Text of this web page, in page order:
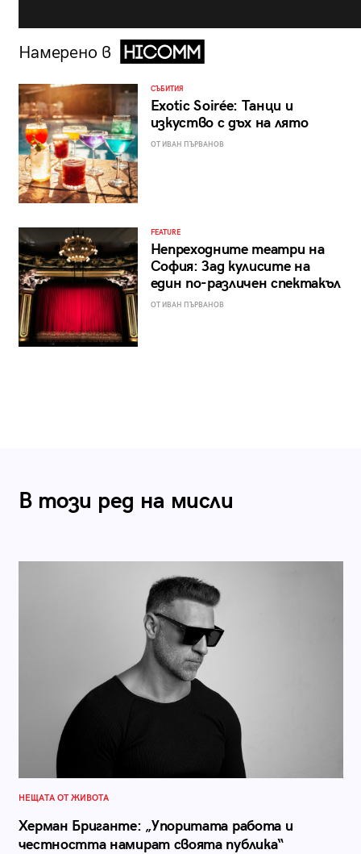
Намерено в
СЪБИТИЯ
Exotic Soirée: Танци и
изкуство с дъх на лято
ОТ ИВАН ПЪРВАНОВ
FEATURE
Непреходните театри на
София: Зад кулисите на
един по-различен спектакъл
ОТ ИВАН ПЪРВАНОВ
В този ред на мисли
НЕЩАТА ОТ ЖИВОТА
Херман Бриганте: „Упоритата работа и
честността намират своята публика“